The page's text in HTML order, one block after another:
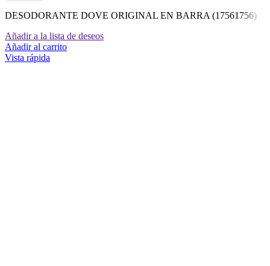
DESODORANTE DOVE ORIGINAL EN BARRA (17561756)
Añadir a la lista de deseos
Añadir al carrito
Vista rápida